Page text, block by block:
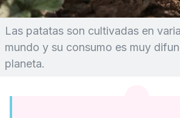
Las patatas son cultivadas en
mundo y su consumo es muy
planeta.